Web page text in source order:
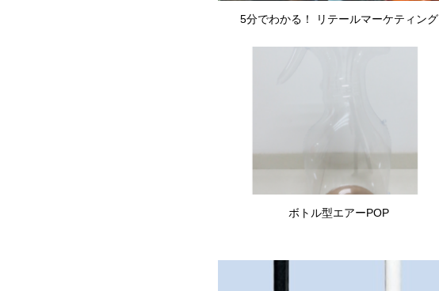
5分でわかる！ リテールマーケティング
ボトル型エアーPOP